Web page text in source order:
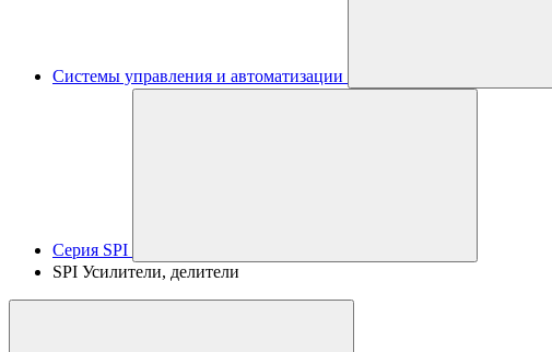
Системы управления и автоматизации
Серия SPI
SPI Усилители, делители